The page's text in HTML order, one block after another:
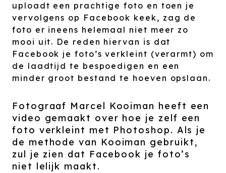
uploadt een prachtige foto en toen je
vervolgens op Facebook keek, zag de
foto er ineens helemaal niet meer zo
mooi uit. De reden hiervan is dat
Facebook je foto’s verkleint (verarmt) om
de laadtijd te bespoedigen en een
minder groot bestand te hoeven opslaan.
Fotograaf Marcel Kooiman heeft een
video gemaakt over hoe je zelf een
foto verkleint met Photoshop. Als je
de methode van Kooiman gebruikt,
zul je zien dat Facebook je foto’s
niet lelijk maakt.